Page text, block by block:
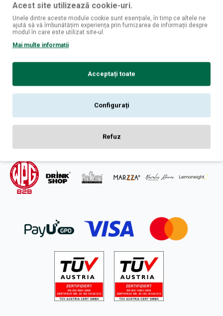
Logare
Contul Meu
Newsletter
Retur
Acest site utilizează cookie-uri.
Unele dintre aceste module cookie sunt esențiale, în timp ce altele ne
ajută să vă îmbunătățim experiența prin furnizarea de informații despre
modul în care este utilizat site-ul.
Mai multe informații
Acceptați toate
Configurați
Refuz